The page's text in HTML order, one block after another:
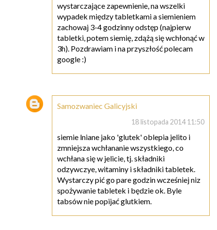
wystarczające zapewnienie, na wszelki
wypadek między tabletkami a siemieniem
zachowaj 3-4 godzinny odstęp (najpierw
tabletki, potem siemię, zdążą się wchłonąć w
3h). Pozdrawiam i na przyszłość polecam
google :)
Samozwaniec Galicyjski
18 listopada 2014 11:50
siemie lniane jako 'glutek' oblepia jelito i
zmniejsza wchłananie wszystkiego, co
wchłana się w jelicie, tj. składniki
odzywczye, witaminy i składniki tabletek.
Wystarczy pić go pare godzin wcześniej niz
spożywanie tabletek i będzie ok. Byle
tabsów nie popijać glutkiem.